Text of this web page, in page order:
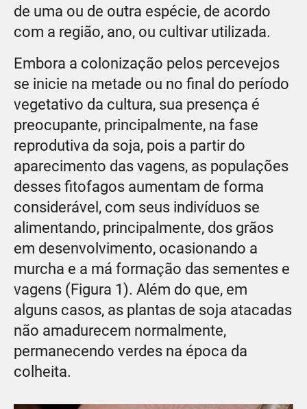
de uma ou de outra espécie, de acordo
com a região, ano, ou cultivar utilizada.
Embora a colonização pelos percevejos
se inicie na metade ou no final do período
vegetativo da cultura, sua presença é
preocupante, principalmente, na fase
reprodutiva da soja, pois a partir do
aparecimento das vagens, as populações
desses fitofagos aumentam de forma
considerável, com seus indivíduos se
alimentando, principalmente, dos grãos
em desenvolvimento, ocasionando a
murcha e a má formação das sementes e
vagens (Figura 1). Além do que, em
alguns casos, as plantas de soja atacadas
não amadurecem normalmente,
permanecendo verdes na época da
colheita.